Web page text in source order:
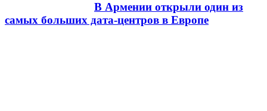
В Армении открыли один из
самых больших дата-центров в Европе